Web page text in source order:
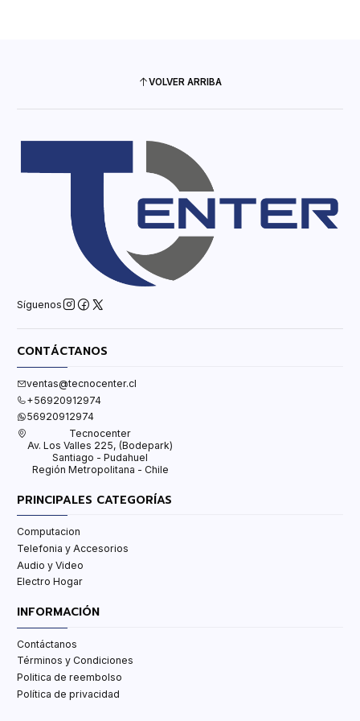
VOLVER ARRIBA
Síguenos
CONTÁCTANOS
ventas@tecnocenter.cl
+56920912974
56920912974
Tecnocenter
Av. Los Valles 225, (Bodepark)
Santiago - Pudahuel
Región Metropolitana - Chile
PRINCIPALES CATEGORÍAS
Computacion
Telefonia y Accesorios
Audio y Video
Electro Hogar
INFORMACIÓN
Contáctanos
Términos y Condiciones
Politica de reembolso
Política de privacidad